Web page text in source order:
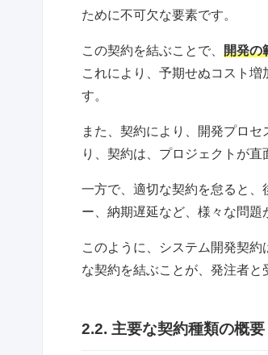
ために不可欠な要素です。
この契約を結ぶことで、 開発の
これにより、予期せぬコスト
す。
また、契約により、開発プロ
り、契約は、プロジェクトが
一方で、適切な契約を怠ると
ー、納期遅延など、様々な問題
このように、システム開発契
な契約を結ぶことが、発注者と
2.2. 主要な契約種類の概要